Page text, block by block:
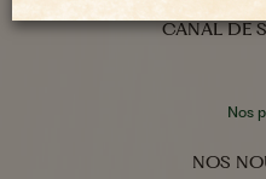
CANAL DE
Nos
NOS